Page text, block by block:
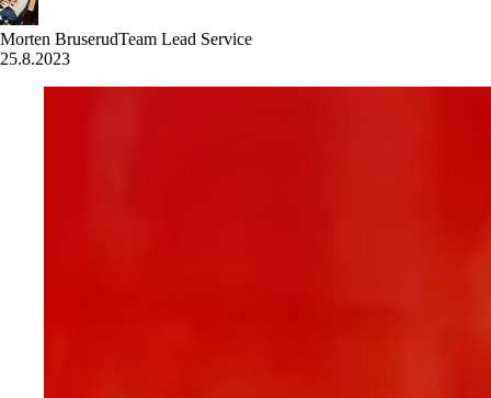
Morten BruserudTeam Lead Service
25.8.2023